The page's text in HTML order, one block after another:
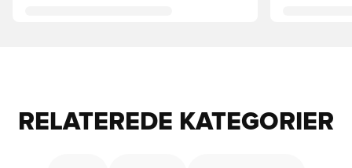
RELATEREDE KATEGORIER